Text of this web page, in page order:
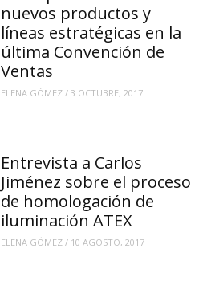
nuevos productos y
líneas estratégicas en la
última Convención de
Ventas
ELENA GÓMEZ /3 OCTUBRE, 2017
Entrevista a Carlos
Jiménez sobre el proceso
de homologación de
iluminación ATEX
ELENA GÓMEZ / 10 AGOSTO, 2017